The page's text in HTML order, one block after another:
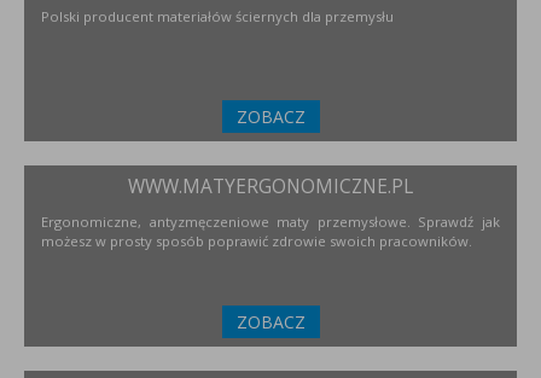
Polski producent materiałów ściernych dla przemysłu
ZOBACZ
WWW.MATYERGONOMICZNE.PL
Ergonomiczne, antyzmęczeniowe maty przemysłowe. Sprawdź jak
możesz w prosty sposób poprawić zdrowie swoich pracowników.
ZOBACZ